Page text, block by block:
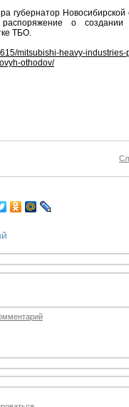
губернатор
распоряжение о
ТБО.
mitsubishi-heavy-
othodov/